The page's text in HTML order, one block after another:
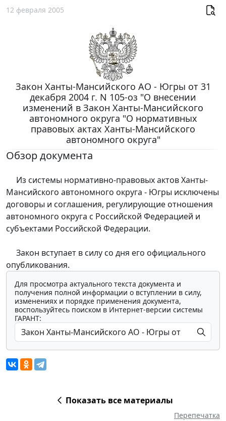
12 февраля 2005
Закон Ханты-Мансийского АО - Югры от 31
декабря 2004 г. N 105-оз "О внесении
изменений в Закон Ханты-Мансийского
автономного округа "О нормативных
правовых актах Ханты-Мансийского
автономного округа"
Обзор документа
Из системы нормативно-правовых актов Ханты-
Мансийского автономного округа - Югры исключены
договоры и соглашения, регулирующие отношения
автономного округа с Российской Федерацией и
субъектами Российской Федерации.
Закон вступает в силу со дня его официального
опубликования.
Для просмотра актуального текста документа и
получения полной информации о вступлении в силу,
изменениях и порядке применения документа,
воспользуйтесь поиском в Интернет-версии системы
ГАРАНТ:
Показать все материалы
Перепечатка